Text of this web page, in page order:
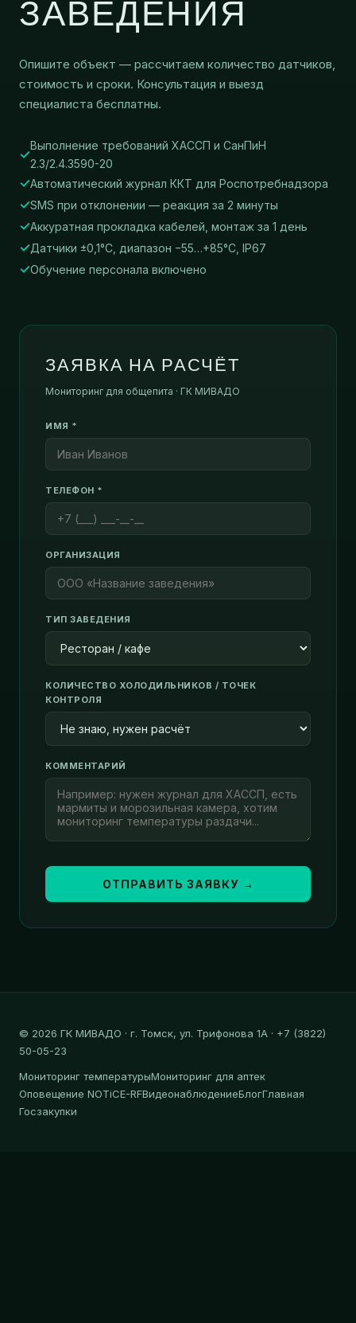
ЗАВЕДЕНИЯ
Опишите объект — рассчитаем количество датчиков,
стоимость и сроки. Консультация и выезд
специалиста бесплатны.
Выполнение требований ХАССП и СанПиН
2.3/2.4.3590-20
Автоматический журнал ККТ для Роспотребнадзора
SMS при отклонении — реакция за 2 минуты
Аккуратная прокладка кабелей, монтаж за 1 день
Датчики ±0,1°C, диапазон −55…+85°C, IP67
Обучение персонала включено
ЗАЯВКА НА РАСЧЁТ
Мониторинг для общепита · ГК МИВАДО
ИМЯ *
ТЕЛЕФОН *
ОРГАНИЗАЦИЯ
ТИП ЗАВЕДЕНИЯ
КОЛИЧЕСТВО ХОЛОДИЛЬНИКОВ / ТОЧЕК
КОНТРОЛЯ
КОММЕНТАРИЙ
ОТПРАВИТЬ ЗАЯВКУ →
© 2026 ГК МИВАДО · г. Томск, ул. Трифонова 1А · +7 (3822)
50-05-23
Мониторинг температурыМониторинг для аптек
Оповещение NOTiCE-RFВидеонаблюдениеБлогГлавная
Госзакупки